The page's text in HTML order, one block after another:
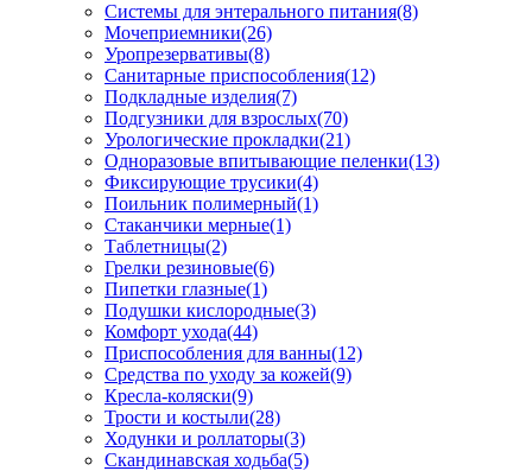
Системы для энтерального питания(8)
Мочеприемники(26)
Уропрезервативы(8)
Санитарные приспособления(12)
Подкладные изделия(7)
Подгузники для взрослых(70)
Урологические прокладки(21)
Одноразовые впитывающие пеленки(13)
Фиксирующие трусики(4)
Поильник полимерный(1)
Стаканчики мерные(1)
Таблетницы(2)
Грелки резиновые(6)
Пипетки глазные(1)
Подушки кислородные(3)
Комфорт ухода(44)
Приспособления для ванны(12)
Средства по уходу за кожей(9)
Кресла-коляски(9)
Трости и костыли(28)
Ходунки и роллаторы(3)
Скандинавская ходьба(5)